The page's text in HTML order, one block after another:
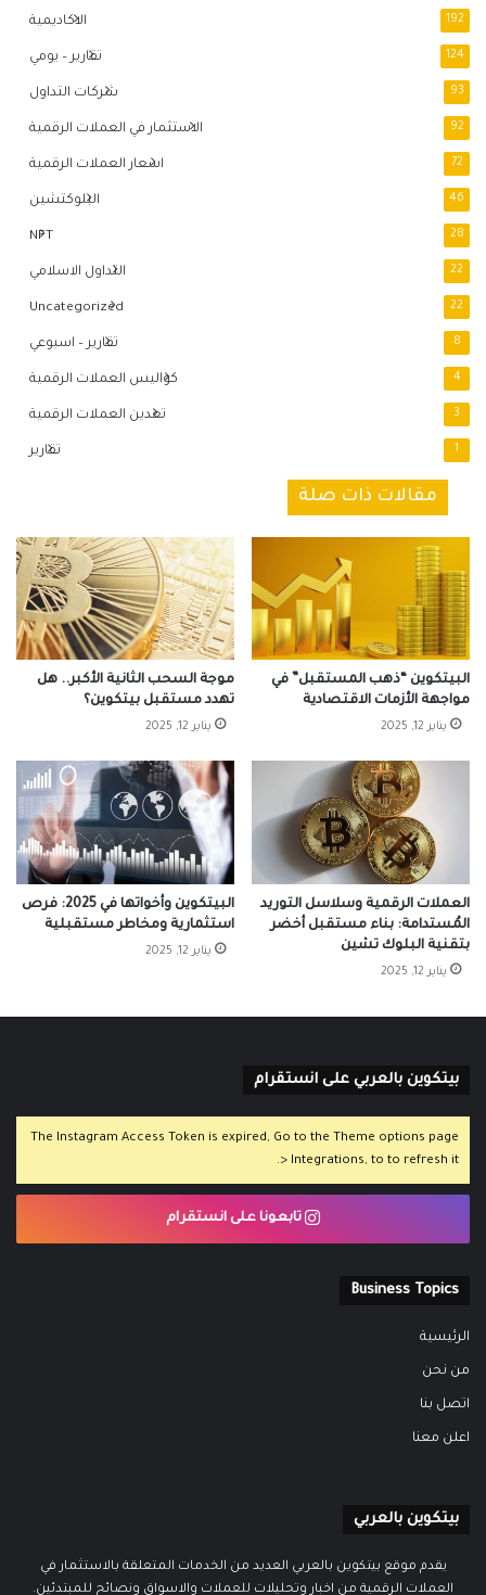
الاكاديمية 192
تقارير – يومي 124
شركات التداول 93
الاستثمار في العملات الرقمية 92
اسعار العملات الرقمية 72
البلوكتشين 46
NFT 28
التداول الاسلامي 22
Uncategorized 22
تقارير – اسبوعي 8
كواليس العملات الرقمية 4
تعدين العملات الرقمية 3
تقارير 1
مقالات ذات صلة
موجة السحب الثانية الأكبر.. هل
تهدد مستقبل بيتكوين؟
يناير 12, 2025
البيتكوين “ذهب المستقبل” في
مواجهة الأزمات الاقتصادية
يناير 12, 2025
البيتكوين وأخواتها في 2025: فرص
استثمارية ومخاطر مستقبلية
يناير 12, 2025
العملات الرقمية وسلاسل التوريد
المُستدامة: بناء مستقبل أخضر
بتقنية البلوك تشين
يناير 12, 2025
بيتكوين بالعربي على انستقرام
The Instagram Access Token is expired, Go to the Theme options page
> Integrations, to to refresh it.
تابعونا على انستقرام
Business Topics
الرئيسية
من نحن
اتصل بنا
اعلن معنا
بيتكوين بالعربي
يقدم موقع بيتكوين بالعربي العديد من الخدمات المتعلقة بالاستثمار في
العملات الرقمية من اخبار وتحليلات للعملات والاسواق ونصائح للمبتدئين.